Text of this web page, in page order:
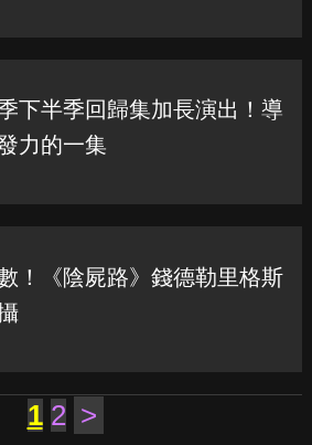
下半季回歸集加長演出！導
力的一集
！《陰屍路》錢德勒里格斯
1 2 >